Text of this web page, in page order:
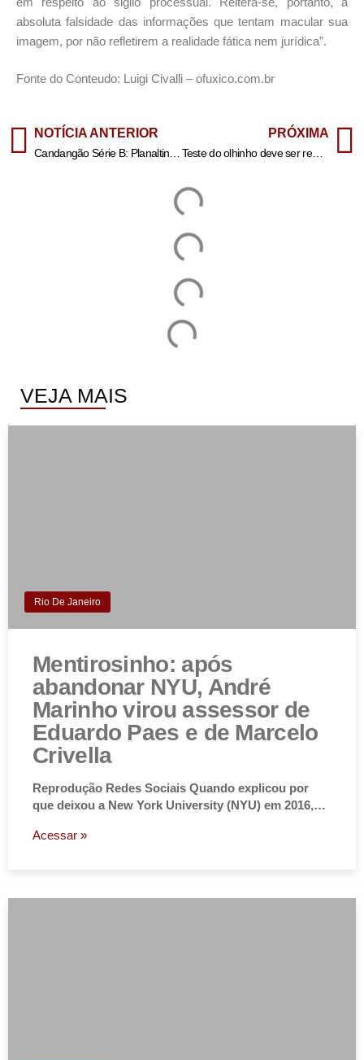
absoluta falsidade das informações que tentam macular sua
imagem, por não refletirem a realidade fática nem jurídica”.
Fonte do Conteudo: Luigi Civalli – ofuxico.com.br
NOTÍCIA ANTERIOR PRÓXIMA
Teste do olhinho deve ser repetido três vezes ao ano até os 3 anos
VEJA MAIS
Rio De Janeiro
Mentirosinho: após
abandonar NYU, André
Marinho virou assessor de
Eduardo Paes e de Marcelo
Crivella
Reprodução Redes Sociais Quando explicou por
que deixou a New York University (NYU) em 2016,…
Acessar »